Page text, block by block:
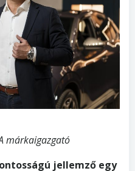
márkaigazgató
jellemző egy